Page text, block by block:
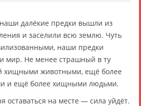
далёкие предки вышли из
и заселили всю землю. Чуть
наши предки
мир. Не менее страшный в ту
хищными животными, ещё более
и ещё более хищными людьми.
оставаться на месте — сила уйдёт.